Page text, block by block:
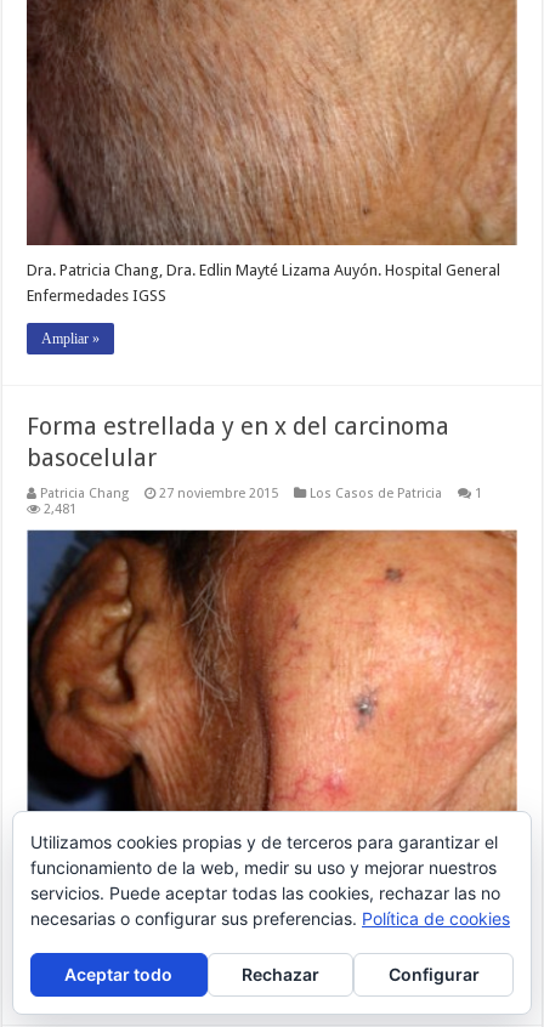
Dra. Patricia Chang, Dra. Edlin Mayté Lizama Auyón. Hospital General
Enfermedades IGSS
Ampliar »
Forma estrellada y en x del carcinoma
basocelular
Patricia Chang 27 noviembre 2015 Los Casos de Patricia
1
2,481
Ampliar »
Utilizamos cookies propias y de terceros para garantizar el
funcionamiento de la web, medir su uso y mejorar nuestros
servicios. Puede aceptar todas las cookies, rechazar las no
necesarias o configurar sus preferencias. Política de cookies
Aceptar todo Rechazar Configurar